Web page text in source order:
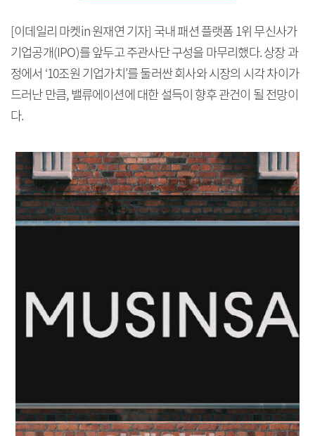
[이데일리 마켓in 원재연 기자] 국내 패션 플랫폼 1위 무신사가
기업공개(IPO)를 앞두고 주관사단 구성을 마무리했다. 상장 과
정에서 ‘10조원 기업가치’를 둘러싼 회사와 시장의 시각 차이가
드러난 만큼, 밸류에이션에 대한 설득이 향후 관건이 될 전망이
다.